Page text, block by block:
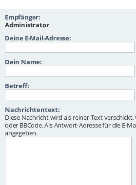
Empfänger:
Administrator
Deine E-Mail-Adresse:
Dein Name:
Betreff:
Nachrichtentext:
Diese Nachricht wird als reiner Text
oder BBCode. Als Antwort-Adresse für die E-
angegeben.